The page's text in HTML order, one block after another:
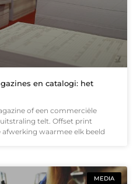
en catalogi: het
of een commerciële
telt. Offset print
waarmee elk beeld
MEDIA